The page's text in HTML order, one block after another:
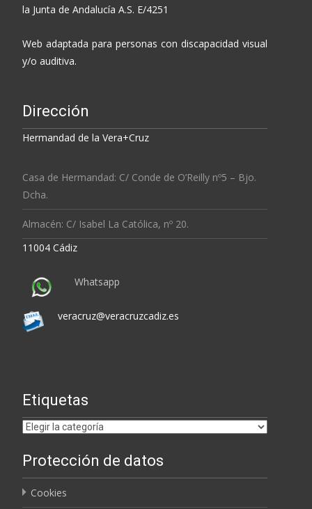
la Junta de Andalucía A.S. E/4251
Web adaptada para personas con discapacidad visual
y/o auditiva.
Dirección
Hermandad de la Vera+Cruz
Casa de Hermandad: C/ Conde de O’Reilly nº5 – Bjo.
Dcha.
Almacén: C/ Isabel La Católica, nº 20.
11004 Cádiz
Whatsapp
veracruz@veracruzcadiz.es
Etiquetas
Etiquetas
Protección de datos
Cookies